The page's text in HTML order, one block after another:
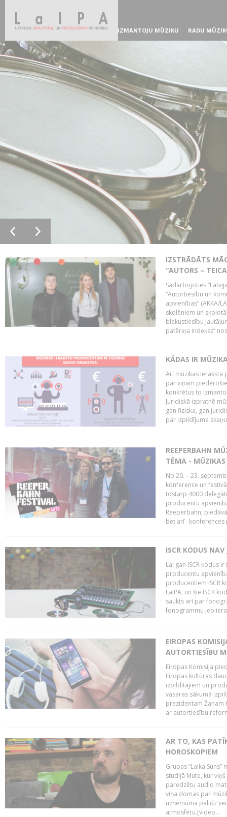
IZMANTOJU MŪZIKU RADU
IZSTRĀDĀTS
“AUTORS –
Sadarbojoties
“Autortiesību un
apvienības” (AKKA/
skolēniem un
blakustiesību
patēriņa indekss”
KĀDAS IR
Arī mūzikas ieraksta
par viņam
konkrētus to
Juridiskā izpratnē
gan fiziska, gan
par izpildījuma
REEPERBAHN
TĒMA -
No 20. – 23.
konference un
tostarp 4000
producentu
Reeperbahn,
bet arī konferences
ISCR KODUS
Lai gan ISCR kodus
producentu
producentiem ISCR
LaIPA, un šie ISCR
saukts arī par
fonogrammu jeb
EIROPAS
AUTORTIESĪBU
Eiropas Komisija
Eiropas kultūras
izpildītājiem un
vasaras sākumā
prezidentam Žanam
ar autortiesību
AR TO, KAS
HOROSKOPIEM
Grupas “Laika
studijā Mute, kur
paredzētu audio
viņa domas par
uzņēmuma palīdz
atmosfēru.[video...